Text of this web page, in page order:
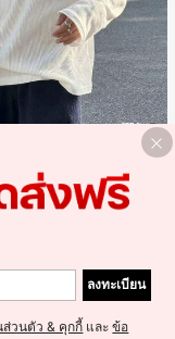
เสื้อยืดแขนยาวกระดุมผ่า
1
ลงทะเบียน
วนตัว & คุกกี้ และข้อ